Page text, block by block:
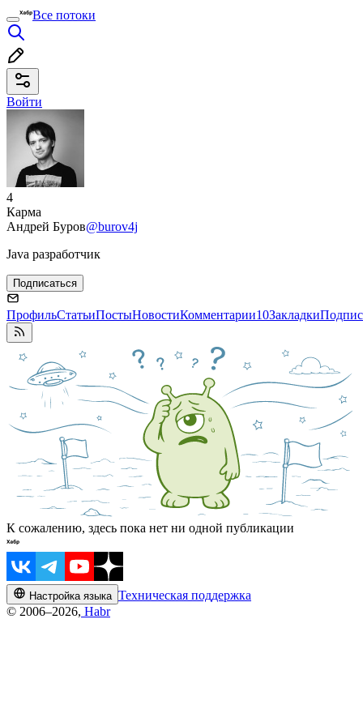
Все потоки
Войти
4
Карма
Андрей Буров@burov4j
Java разработчик
Подписаться
ПрофильСтатьиПостыНовостиКомментарии10Закладки
К сожалению, здесь пока нет ни одной публикации
Настройка языка Техническая поддержка
© 2006–2026, Habr